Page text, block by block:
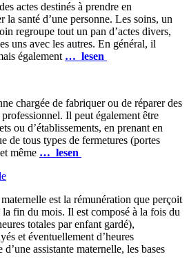
actes destinés à prendre en
la santé d’une personne. Les soins, un
regroupe tout un pan d’actes divers,
uns avec les autres. En général, il
également … lesen
chargée de fabriquer ou de réparer des
Il peut également être
ou d’établissements, en prenant en
de tous types de fermetures (portes
même … lesen
est la rémunération que perçoit
la fin du mois. Il est composé à la fois du
totales par enfant gardé),
et éventuellement d’heures
assistante maternelle, les bases